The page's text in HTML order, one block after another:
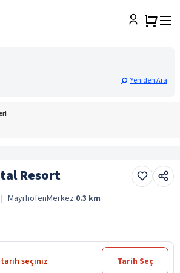
Yeniden Ara
Resort
| MayrhofenMerkez:0.3 km
seçiniz Tarih Seç